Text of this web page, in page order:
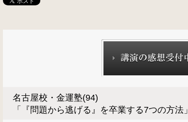
名古屋校・金運塾(94)
「『問題から逃げる』を卒業する7つの方法」